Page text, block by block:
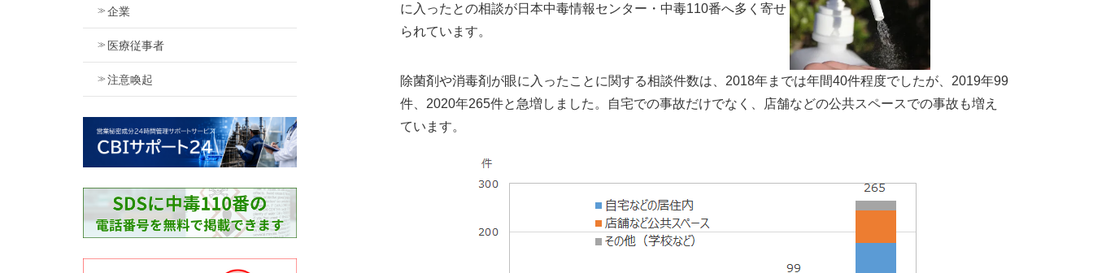
に入ったとの相談が日本中毒情報センター・中毒110番へ多く寄せ
られています。
除菌剤や消毒剤が眼に入ったことに関する相談件数は、2018年までは年間40件程度でしたが、2019年99
件、2020年265件と急増しました。自宅での事故だけでなく、店舗などの公共スペースでの事故も増え
ています。
企業
医療従事者
注意喚起